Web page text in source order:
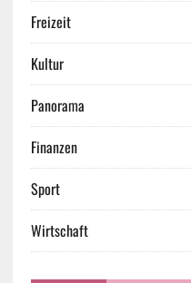
Freizeit
Kultur
Panorama
Finanzen
Sport
Wirtschaft